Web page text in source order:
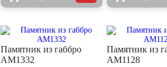
Памятник из габбро
AM1332
Памятник из
AM1128